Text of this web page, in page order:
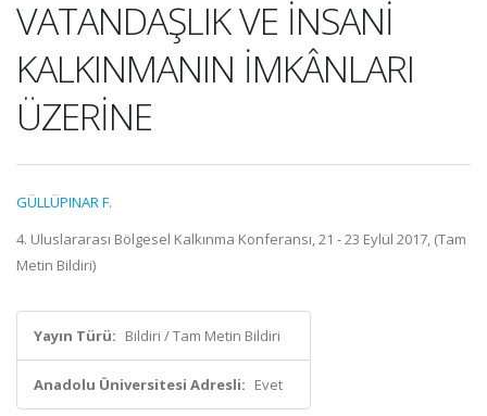
VATANDAŞLIK VE İNSANİ
KALKINMANIN İMKÂNLARI
ÜZERİNE
GÜLLÜPINAR F.
4. Uluslararası Bölgesel Kalkınma Konferansı, 21 - 23 Eylül 2017, (Tam
Metin Bildiri)
Yayın Türü: Bildiri / Tam Metin Bildiri
Anadolu Üniversitesi Adresli: Evet